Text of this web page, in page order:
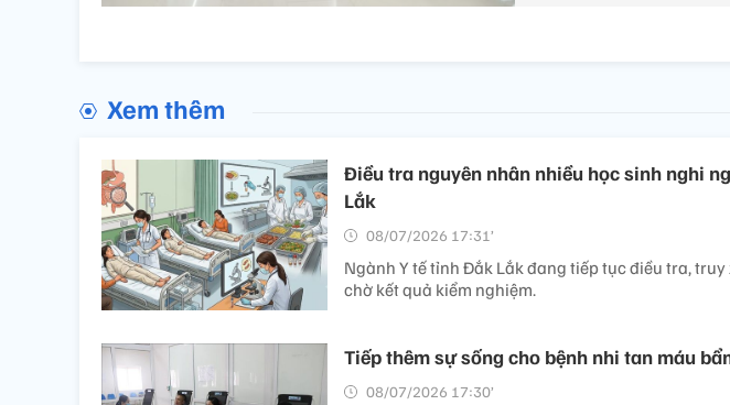
Xem thêm
Điều tra nguyên nhân nhiều học sinh nghi
Lắk
08/07/2026 17:31’
Ngành Y tế tỉnh Đắk Lắk đang tiếp tục điều tra,
chờ kết quả kiểm nghiệm.
Tiếp thêm sự sống cho bệnh nhi tan máu
08/07/2026 17:30’